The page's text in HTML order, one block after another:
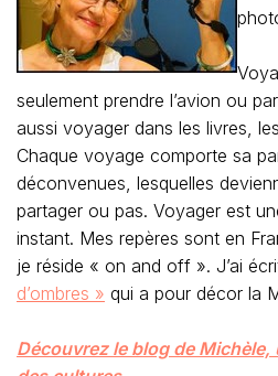
Découvrez le blog de Michèle,
Articles récents